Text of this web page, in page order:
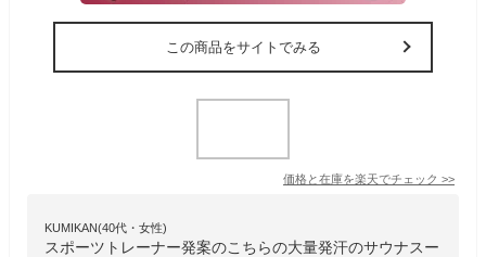
この商品をサイトでみる
価格と在庫を楽天でチェック >>
KUMIKAN(40代・女性)
スポーツトレーナー発案のこちらの大量発汗のサウナスー